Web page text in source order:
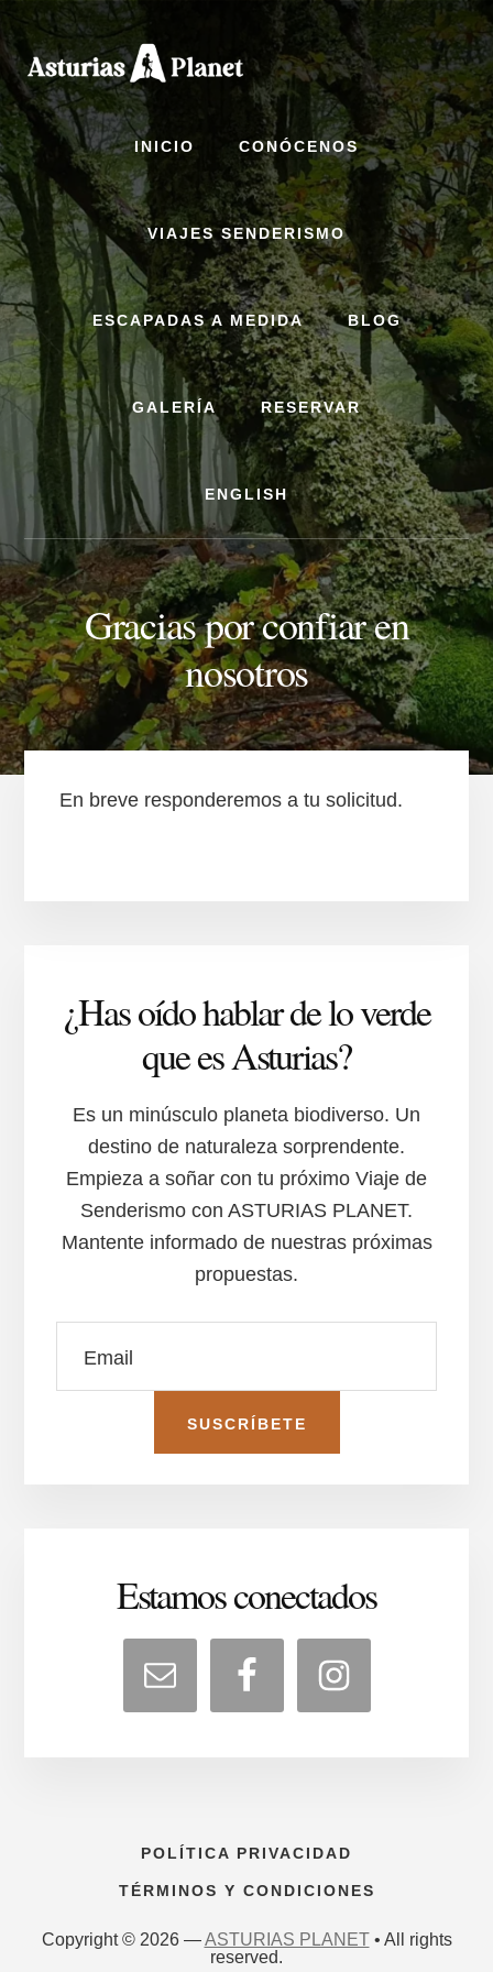
content
INICIO CONÓCENOS
VIAJES SENDERISMO
ESCAPADAS A MEDIDA BLOG
GALERÍA RESERVAR
ENGLISH
Gracias por confiar en
nosotros
En breve responderemos a tu solicitud.
¿Has oído hablar de lo verde
que es Asturias?
Es un minúsculo planeta biodiverso. Un
destino de naturaleza sorprendente.
Empieza a soñar con tu próximo Viaje de
Senderismo con ASTURIAS PLANET.
Mantente informado de nuestras próximas
propuestas.
Estamos conectados
POLÍTICA PRIVACIDAD
TÉRMINOS Y CONDICIONES
Copyright © 2026 —ASTURIAS PLANET• All rights
reserved.